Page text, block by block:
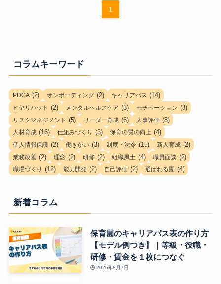
1
コラムキーワード
PDCA (2) オンボーディング (2) キャリアパス (14)
ヒヤリハット (2) メンタルヘルスケア (3) モチベーション (3)
リスクマネジメント (5) リーダー育成 (6) 人事評価 (8)
人材育成 (16) 仕組みづくり (3) 保育の質の向上 (4)
個人情報保護 (2) 働きがい (3) 制度・法令 (15) 新人育成 (2)
業務改善 (2) 理念 (2) 研修 (2) 組織風土 (4) 職員面談 (2)
職場づくり (12) 能力開発 (2) 自己評価 (2) 選ばれる園 (4)
新着コラム
保育園のキャリアパス表の作り方
【モデル例つき】｜等級・役職・
研修・賃金を１枚につなぐ
2026年8月7日